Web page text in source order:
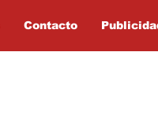
Contacto